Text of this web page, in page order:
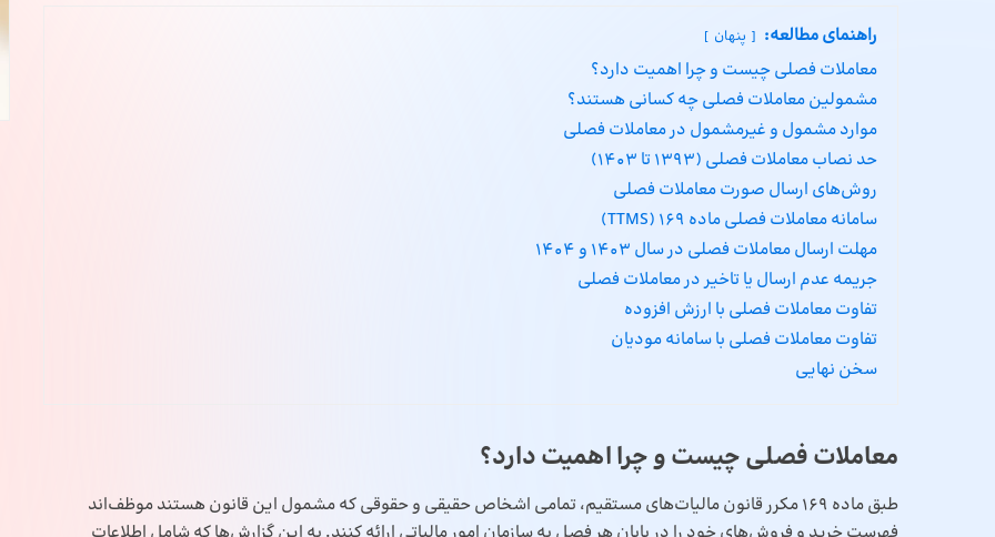
راهنمای مطالعه: پنهان
معاملات فصلی چیست و چرا اهمیت دارد؟
مشمولین معاملات فصلی چه کسانی هستند؟
موارد مشمول و غیرمشمول در معاملات فصلی
حد نصاب معاملات فصلی (۱۳۹۳ تا ۱۴۰۳)
روش‌های ارسال صورت معاملات فصلی
سامانه معاملات فصلی ماده 169 (TTMS)
مهلت ارسال معاملات فصلی در سال 1403 و 1404
جریمه عدم ارسال یا تاخیر در معاملات فصلی
تفاوت معاملات فصلی با ارزش افزوده
تفاوت معاملات فصلی با سامانه مودیان
سخن نهایی
معاملات فصلی چیست و چرا اهمیت دارد؟
طبق ماده ۱۶۹ مکرر قانون مالیات‌های مستقیم، تمامی اشخاص حقیقی و حقوقی که مشمول این قانون هستند موظف‌اند